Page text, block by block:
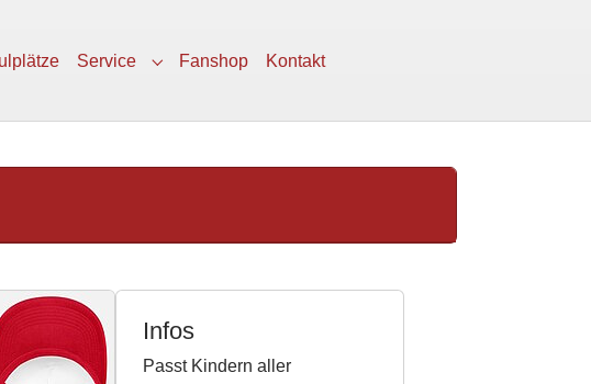
Service
Submenu for "Service"
Fanshop(current)
Kontakt
Infos
Passt Kindern aller